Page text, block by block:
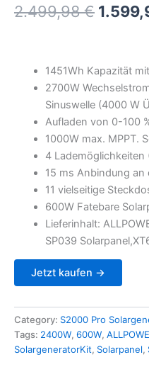
2.499,98€
1451Wh Kapazität
2700W
Sinuswelle (4000 W
Aufladen von 0-100
1000W max. MPPT.
4 Lademöglichkeiten
15 ms Anbindung
11 vielseitige
600W Fatebare
Lieferinhalt:
SP039
Jetzt kaufen →
Category: S2000 Pro
Tags: 2400W, 600W,
SolargeneratorKit, Solarpanel,